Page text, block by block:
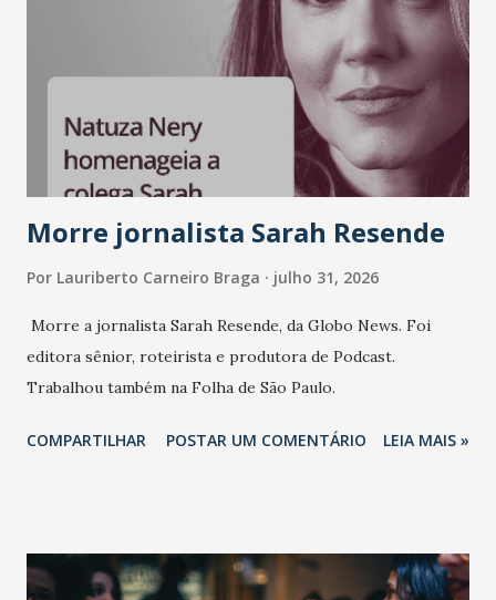
liderança e estratégia. - Vivemos um momento em que todo
mundo fala muito e poucos entregam de verdade. O NM2B
sempre existiu para dar palco a quem constrói com
consistência, e nesta edição isso fica ainda mais claro.
Vamos reforçar que ser genuíno sustenta a confiança entre
marcas, pessoas e mercado", afirma Tamires So...
Morre jornalista Sarah Resende
Por Lauriberto Carneiro Braga julho 31, 2026
Morre a jornalista Sarah Resende, da Globo News. Foi
editora sênior, roteirista e produtora de Podcast.
Trabalhou também na Folha de São Paulo.
COMPARTILHAR POSTAR UM COMENTÁRIO LEIA MAIS »